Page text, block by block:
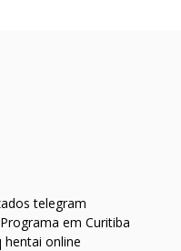
telegram
em Curitiba
hentai online